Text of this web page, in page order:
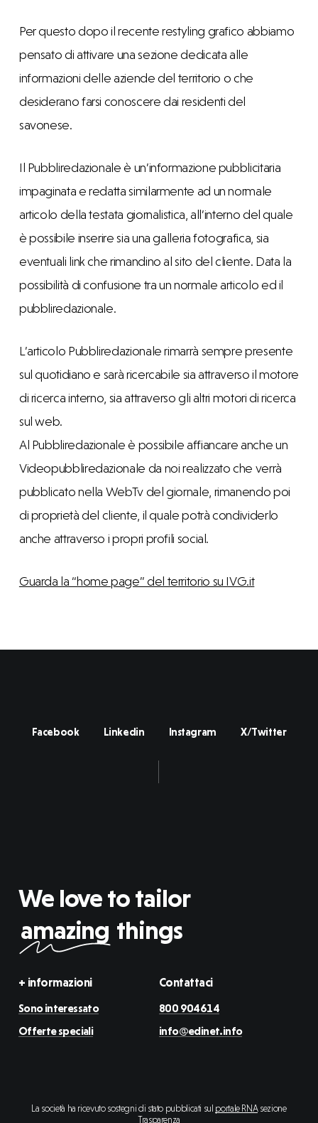
Per questo dopo il recente restyling grafico abbiamo
pensato di attivare una sezione dedicata alle
informazioni delle aziende del territorio o che
desiderano farsi conoscere dai residenti del
savonese.
Il Pubbliredazionale è un’informazione pubblicitaria
impaginata e redatta similarmente ad un normale
articolo della testata giornalistica, all’interno del quale
è possibile inserire sia una galleria fotografica, sia
eventuali link che rimandino al sito del cliente. Data la
possibilità di confusione tra un normale articolo ed il
pubbliredazionale.
L’articolo Pubbliredazionale rimarrà sempre presente
sul quotidiano e sarà ricercabile sia attraverso il motore
di ricerca interno, sia attraverso gli altri motori di ricerca
sul web.
Al Pubbliredazionale è possibile affiancare anche un
Videopubbliredazionale da noi realizzato che verrà
pubblicato nella WebTv del giornale, rimanendo poi
di proprietà del cliente, il quale potrà condividerlo
anche attraverso i propri profili social.
Guarda la “home page” del territorio su IVG.it
Facebook Linkedin Instagram X/Twitter
We love to tailor
amazing things
+ informazioni
Sono interessato
Offerte speciali
Contattaci
800 904614
info@edinet.info
La società ha ricevuto sostegni di stato pubblicati sul portale RNAsezione
Trasparenza